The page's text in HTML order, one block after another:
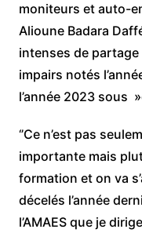
moniteurs et auto-
Alioune Badara
intenses de
impairs notés
l’année 2023 sous
‘’Ce n’est pas
importante mais
formation et on va
décelés l’année
l’AMAES que je